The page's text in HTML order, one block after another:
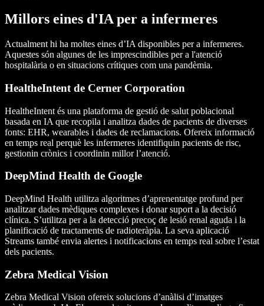
Millors eines d'IA per a infermeres
Actualment hi ha moltes eines d’IA disponibles per a infermeres.
Aquestes són algunes de les imprescindibles per a l'atenció
hospitalària o en situacions crítiques com una pandèmia.
HealtheIntent de Cerner Corporation
HealtheIntent és una plataforma de gestió de salut poblacional
basada en IA que recopila i analitza dades de pacients de diverses
fonts: EHR, wearables i dades de reclamacions. Ofereix informació
en temps real perquè les infermeres identifiquin pacients de risc,
gestionin crònics i coordinin millor l’atenció.
DeepMind Health de Google
DeepMind Health utilitza algoritmes d’aprenentatge profund per
analitzar dades mèdiques complexes i donar suport a la decisió
clínica. S’utilitza per a la detecció precoç de lesió renal aguda i la
planificació de tractaments de radioteràpia. La seva aplicació
Streams també envia alertes i notificacions en temps real sobre l’estat
dels pacients.
Zebra Medical Vision
Zebra Medical Vision ofereix solucions d’anàlisi d’imatges